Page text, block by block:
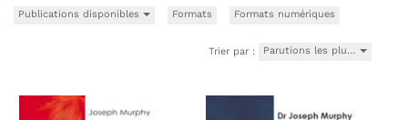
Publications disponibles Formats Formats numériques
Trier par : Parutions les plu…